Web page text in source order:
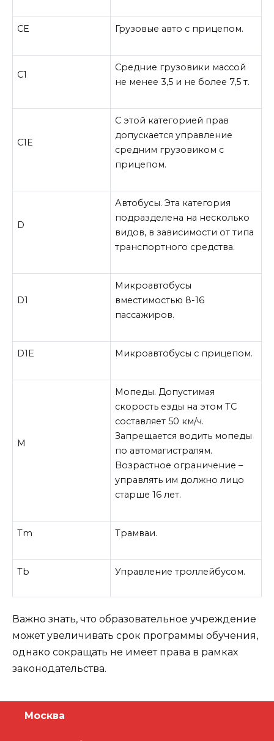
CE Грузовые авто с прицепом.
C1
Средние грузовики массой
не менее 3,5 и не более 7,5 т.
C1 E
С этой категорией прав
допускается управление
средним грузовиком с
прицепом.
D
Автобусы. Эта категория
подразделена на несколько
видов, в зависимости от типа
транспортного средства.
D1
Микроавтобусы
вместимостью 8-16
пассажиров.
D1E Микроавтобусы с прицепом.
M
Мопеды. Допустимая
скорость езды на этом ТС
составляет 50 км/ч.
Запрещается водить мопеды
по автомагистралям.
Возрастное ограничение –
управлять им должно лицо
старше 16 лет.
Tm Трамваи.
Tb Управление троллейбусом.
Важно знать, что образовательное учреждение
может увеличивать срок программы обучения,
однако сокращать не имеет права в рамках
законодательства.
Москва